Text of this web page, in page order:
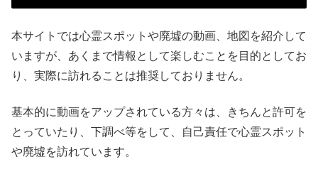
本サイトでは心霊スポットや廃墟の動画、地図を紹介して
いますが、あくまで情報として楽しむことを目的としてお
り、実際に訪れることは推奨しておりません。
基本的に動画をアップされている方々は、きちんと許可を
とっていたり、下調べ等をして、自己責任で心霊スポット
や廃墟を訪れています。